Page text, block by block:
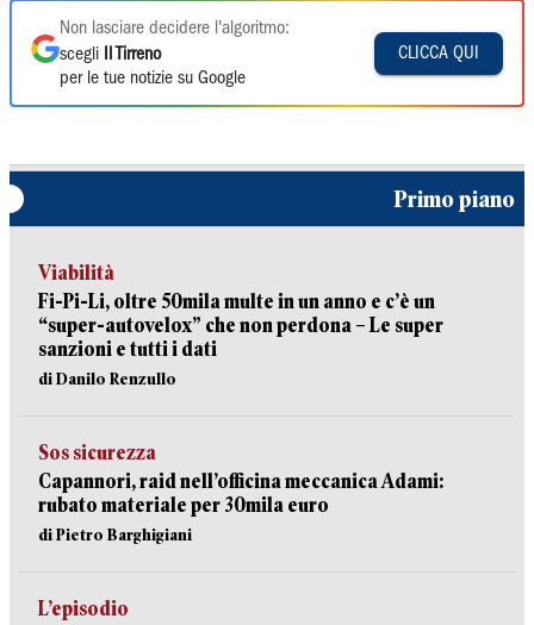
Non lasciare decidere l'algoritmo:
scegli
Il Tirreno
per le tue notizie su Google
CLICCA QUI
Primo piano
Viabilità
Fi-Pi-Li, oltre 50mila multe in un anno e c’è un
“super-autovelox” che non perdona – Le super
sanzioni e tutti i dati
di Danilo Renzullo
Sos sicurezza
Capannori, raid nell’officina meccanica Adami:
rubato materiale per 30mila euro
di Pietro Barghigiani
L’episodio